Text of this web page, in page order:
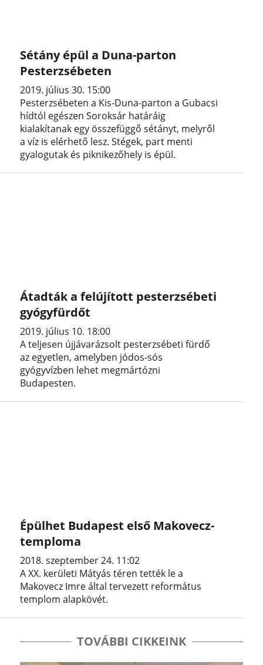
Sétány épül a Duna-parton
Pesterzsébeten
2019. július 30. 15:00
Pesterzsébeten a Kis-Duna-parton a Gubacsi
hídtól egészen Soroksár határáig
kialakítanak egy összefüggő sétányt, melyről
a víz is elérhető lesz. Stégek, part menti
gyalogutak és piknikezőhely is épül.
Átadták a felújított pesterzsébeti
gyógyfürdőt
2019. július 10. 18:00
A teljesen újjávarázsolt pesterzsébeti fürdő
az egyetlen, amelyben jódos-sós
gyógyvízben lehet megmártózni
Budapesten.
Épülhet Budapest első Makovecz-
temploma
2018. szeptember 24. 11:02
A XX. kerületi Mátyás téren tették le a
Makovecz Imre által tervezett református
templom alapkövét.
TOVÁBBI CIKKEINK